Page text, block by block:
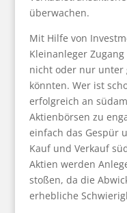
überwachen.
Mit Hilfe von
Kleinanleger
nicht oder nur unter
könnten. Wer ist
erfolgreich an
Aktienbörsen zu
einfach das Gespür
Kauf und Verkauf
Aktien werden
stoßen, da die
erhebliche